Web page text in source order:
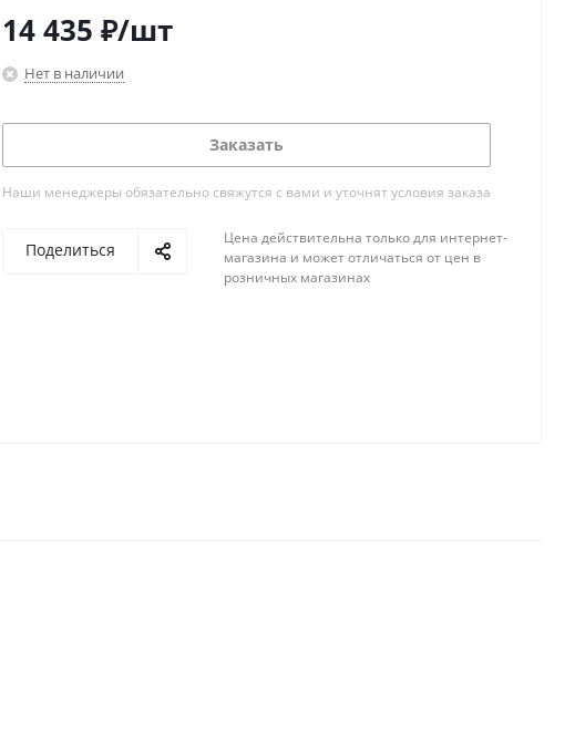
14 435 ₽/шт
Нет в наличии
Заказать
Наши менеджеры обязательно свяжутся с вами и уточнят условия заказа
Поделиться
Цена действительна только для интернет-
магазина и может отличаться от цен в
розничных магазинах